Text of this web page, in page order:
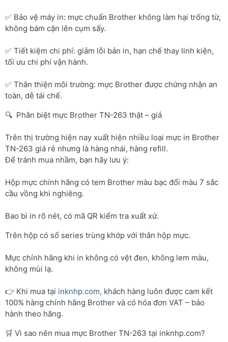
✅ Bảo vệ máy in: mực chuẩn Brother không làm hại trống từ,
không bám cặn lên cụm sấy.
✅ Tiết kiệm chi phí: giảm lỗi bản in, hạn chế thay linh kiện,
tối ưu chi phí vận hành.
✅ Thân thiện môi trường: mực Brother được chứng nhận an
toàn, dễ tái chế.
🔍 Phân biệt mực Brother TN-263 thật – giả
Trên thị trường hiện nay xuất hiện nhiều loại mực in Brother
TN-263 giá rẻ nhưng là hàng nhái, hàng refill.
Để tránh mua nhầm, bạn hãy lưu ý:
Hộp mực chính hãng có tem Brother màu bạc đổi màu 7 sắc
cầu vồng khi nghiêng.
Bao bì in rõ nét, có mã QR kiểm tra xuất xứ.
Trên hộp có số series trùng khớp với thân hộp mực.
Mực chính hãng khi in không có vệt đen, không lem màu,
không mùi lạ.
👉 Khi mua tại inknhp.com, khách hàng luôn được cam kết
100% hàng chính hãng Brother và có hóa đơn VAT – bảo
hành theo hãng.
🛒 Vì sao nên mua mực Brother TN-263 tại inknhp.com?